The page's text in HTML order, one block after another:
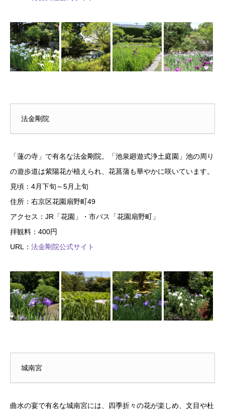
法金剛院
「蓮の寺」で有名な法金剛院。「池泉廻遊式浄土庭園」池の周り
の遊歩道は紫陽花が植えられ、花菖蒲も華やかに咲いています。
見頃：4月下旬～5月上旬
住所：右京区花園扇野町49
アクセス：JR「花園」・市バス「花園扇野町」
拝観料：400円
URL： 法金剛院公式サイト
城南宮
曲水の宴で有名な城南宮には、四季折々の花が楽しめ、文目や杜